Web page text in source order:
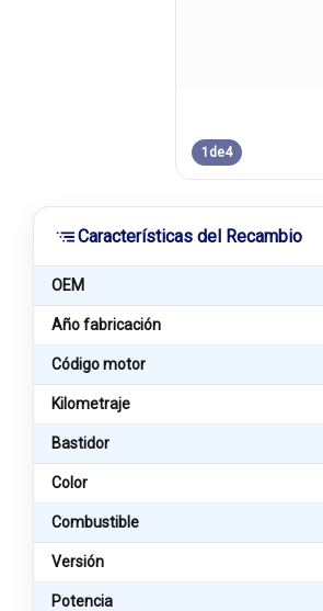
1 de4
Características del Recambio
OEM
Año fabricación
Código motor
Kilometraje
Bastidor
Color
Combustible
Versión
Potencia